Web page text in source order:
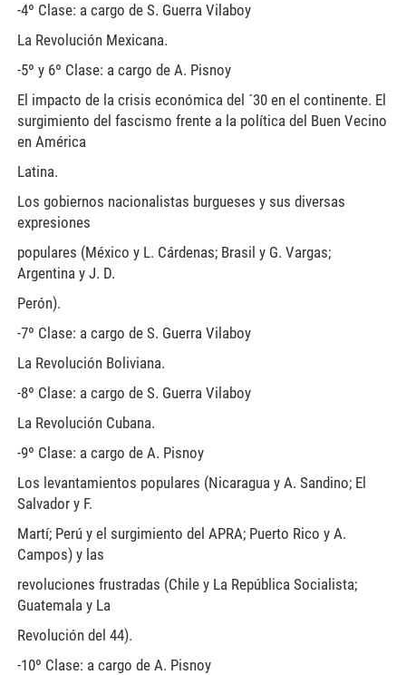
-4º Clase: a cargo de S. Guerra Vilaboy
La Revolución Mexicana.
-5º y 6º Clase: a cargo de A. Pisnoy
El impacto de la crisis económica del ´30 en el continente. El
surgimiento del fascismo frente a la política del Buen Vecino
en América
Latina.
Los gobiernos nacionalistas burgueses y sus diversas
expresiones
populares (México y L. Cárdenas; Brasil y G. Vargas;
Argentina y J. D.
Perón).
-7º Clase: a cargo de S. Guerra Vilaboy
La Revolución Boliviana.
-8º Clase: a cargo de S. Guerra Vilaboy
La Revolución Cubana.
-9º Clase: a cargo de A. Pisnoy
Los levantamientos populares (Nicaragua y A. Sandino; El
Salvador y F.
Martí; Perú y el surgimiento del APRA; Puerto Rico y A.
Campos) y las
revoluciones frustradas (Chile y La República Socialista;
Guatemala y La
Revolución del 44).
-10º Clase: a cargo de A. Pisnoy